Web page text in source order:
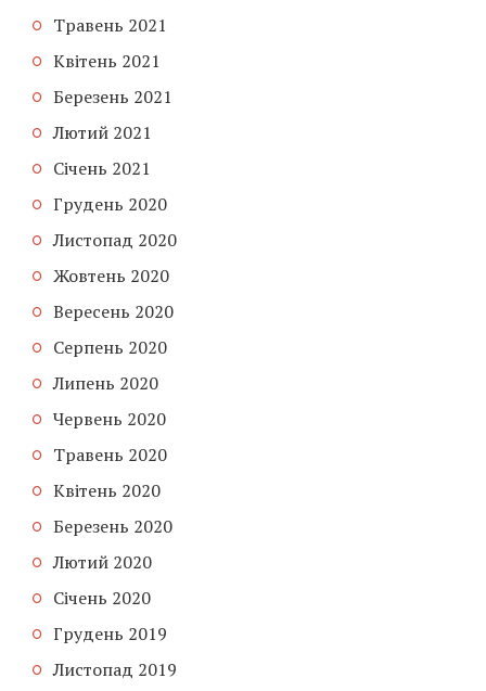
Травень 2021
Квітень 2021
Березень 2021
Лютий 2021
Січень 2021
Грудень 2020
Листопад 2020
Жовтень 2020
Вересень 2020
Серпень 2020
Липень 2020
Червень 2020
Травень 2020
Квітень 2020
Березень 2020
Лютий 2020
Січень 2020
Грудень 2019
Листопад 2019